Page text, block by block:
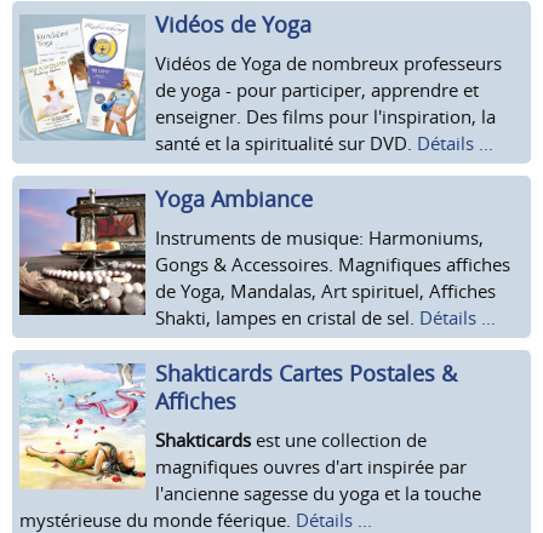
Vidéos de Yoga
Vidéos de Yoga de nombreux professeurs
de yoga - pour participer, apprendre et
enseigner. Des films pour l'inspiration, la
santé et la spiritualité sur DVD. Détails ...
Yoga Ambiance
Instruments de musique: Harmoniums,
Gongs & Accessoires. Magnifiques affiches
de Yoga, Mandalas, Art spirituel, Affiches
Shakti, lampes en cristal de sel. Détails ...
Shakticards Cartes Postales &
Affiches
Shakticardsest une collection de
magnifiques ouvres d'art inspirée par
l'ancienne sagesse du yoga et la touche
mystérieuse du monde féerique. Détails ...